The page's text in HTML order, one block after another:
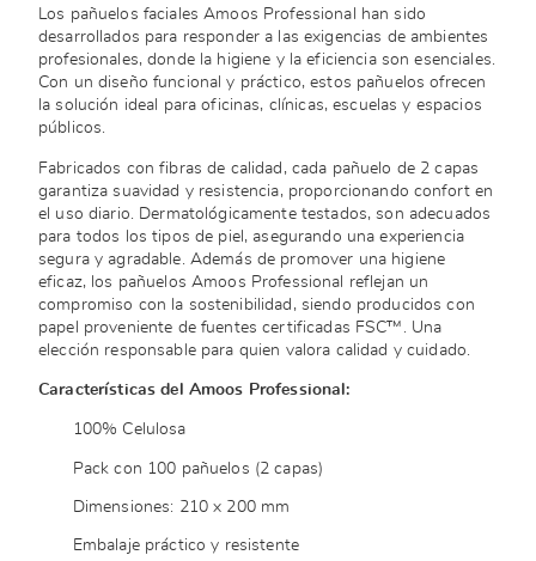
Los pañuelos faciales Amoos Professional han sido
desarrollados para responder a las exigencias de ambientes
profesionales, donde la higiene y la eficiencia son esenciales.
Con un diseño funcional y práctico, estos pañuelos ofrecen
la solución ideal para oficinas, clínicas, escuelas y espacios
públicos.
Fabricados con fibras de calidad, cada pañuelo de 2 capas
garantiza suavidad y resistencia, proporcionando confort en
el uso diario. Dermatológicamente testados, son adecuados
para todos los tipos de piel, asegurando una experiencia
segura y agradable. Además de promover una higiene
eficaz, los pañuelos Amoos Professional reflejan un
compromiso con la sostenibilidad, siendo producidos con
papel proveniente de fuentes certificadas FSC™. Una
elección responsable para quien valora calidad y cuidado.
Características del Amoos Professional:
100% Celulosa
Pack con 100 pañuelos (2 capas)
Dimensiones: 210 x 200 mm
Embalaje práctico y resistente